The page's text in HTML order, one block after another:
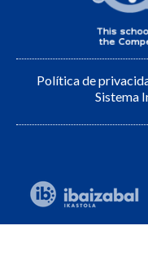
Política de
Sistema